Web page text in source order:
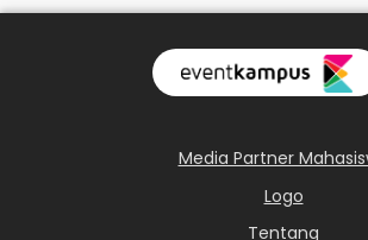
Media Partner
Logo
Tentang